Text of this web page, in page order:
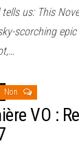
us: This
scorching
Non
VO :